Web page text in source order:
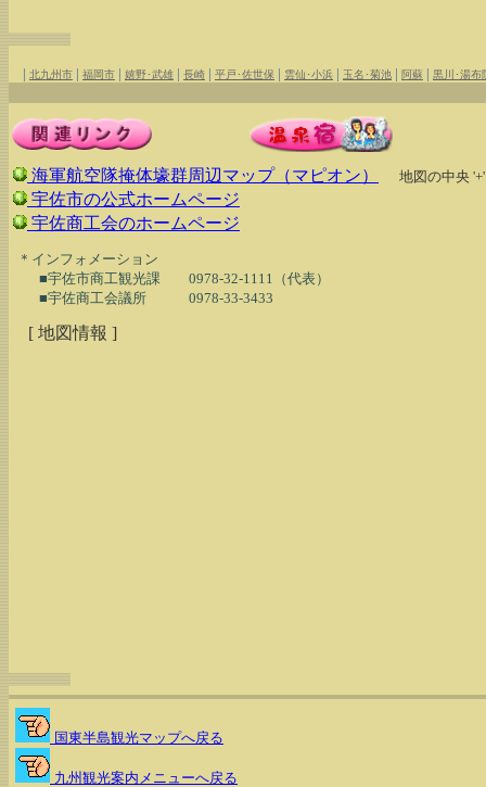
| 北九州市 | 福岡市 | 嬉野･武雄 | 長崎 | 平戸･佐世保 | 雲仙･小浜 | 玉名･菊池 | 阿蘇 | 黒川･湯布
海軍航空隊掩体壕群周辺マップ（マピオン） 地図の中央
宇佐市の公式ホームページ
宇佐商工会のホームページ
  ＊インフォメーション
■宇佐市商工観光課　　0978-32-1111（代表）
[ 地図情報 ]
国東半島観光マップへ戻る
九州観光案内メニューへ戻る